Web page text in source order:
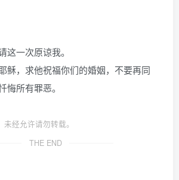
这一次原谅我。
稣，求他祝福你们的婚姻，不要再同
悔所有罪恶。
经允许请勿转载。
THE END